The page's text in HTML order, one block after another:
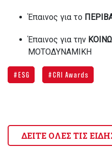
Έπαινος για το
Έπαινος για την
ΜΟΤΟΔΥΝΑΜΙΚΗ
ESG CRI Awards
ΔΕΙΤΕ ΟΛΕΣ ΤΙΣ